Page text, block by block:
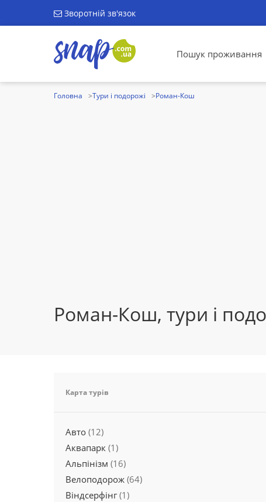
Зворотній зв'язок
Пошук проживання
Головна Тури і подорожі Роман-Кош
Роман-Кош, тури і
Карта турів
Авто (12)
Аквапарк (1)
Альпінізм (16)
Велоподорож (64)
Віндсерфінг(1)